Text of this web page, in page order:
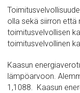
olla sekä siirron että
toimitusvelvollisen
toimitusvelvollinen
Kaasun
lämpöarvoon.
1,1088. Kaasun